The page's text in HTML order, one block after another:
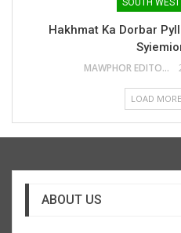
Hakhmat Ka Dorbar
MAWPHOR EDITOR
LOAD
ABOUT US